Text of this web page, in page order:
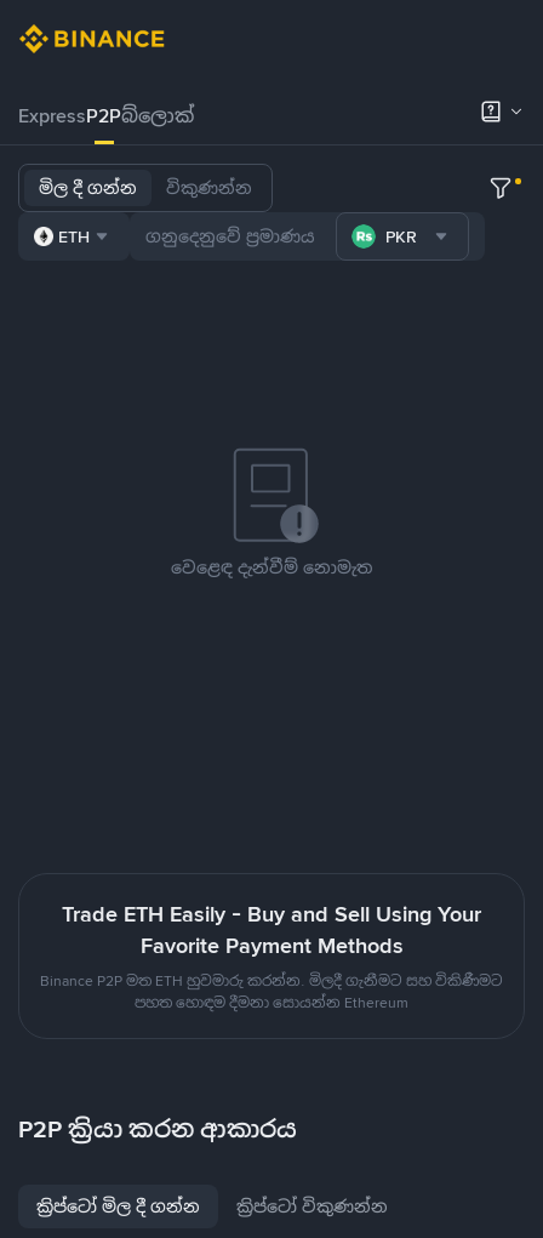
ExpressP2Pබ්ලොක්
මිල දී ගන්න විකුණන්න
ETH PKR
වෙළෙඳ දැන්වීම් නොමැත
Trade ETH Easily - Buy and Sell Using Your
Favorite Payment Methods
Binance P2P මත ETH හුවමාරු කරන්න. මිලදී ගැනීමට සහ විකිණීමට
පහත හොඳම දීමනා සොයන්න Ethereum
P2P ක්‍රියා කරන ආකාරය
ක්‍රිප්ටෝ මිල දී ගන්න ක්‍රිප්ටෝ විකුණන්න